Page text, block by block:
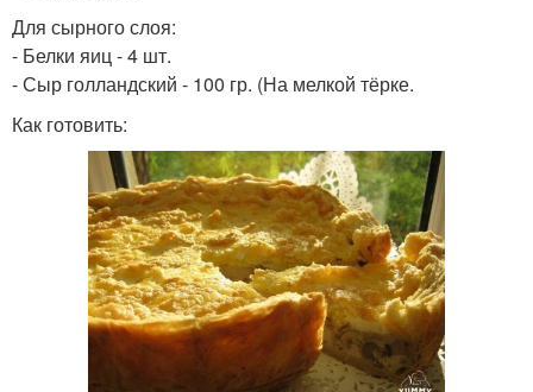
Для сырного слоя:
- Белки яиц - 4 шт.
- Сыр голландский - 100 гр. (На мелкой тёрке.
Как готовить: